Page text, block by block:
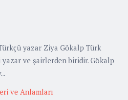
yazar Ziya Gökalp Türk
ve şairlerden biridir. Gökalp
ve Anlamları